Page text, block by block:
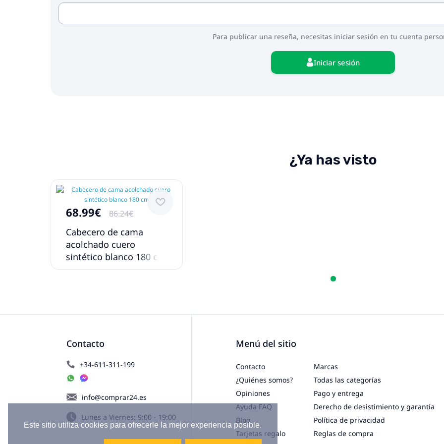
Este sitio utiliza cookies para ofrecerle la mejor experiencia posible.
Para publicar una reseña, necesitas iniciar sesión en tu cuenta
Iniciar sesión
¿Ya has visto
68.99€ 86.24€
Cabecero de cama
acolchado cuero
sintético blanco 180 cm
Contacto
+34-611-311-199
info@comprar24.es
Lunes a Viernes: 9:00 - 19:00
Menú del sitio
Contacto
¿Quiénes somos?
Opiniones
Ayuda FAQ
Blog
Tarjetas regalo
Marcas
Todas las categorías
Pago y entrega
Derecho de desistimiento y garantía
Política de privacidad
Reglas de compra